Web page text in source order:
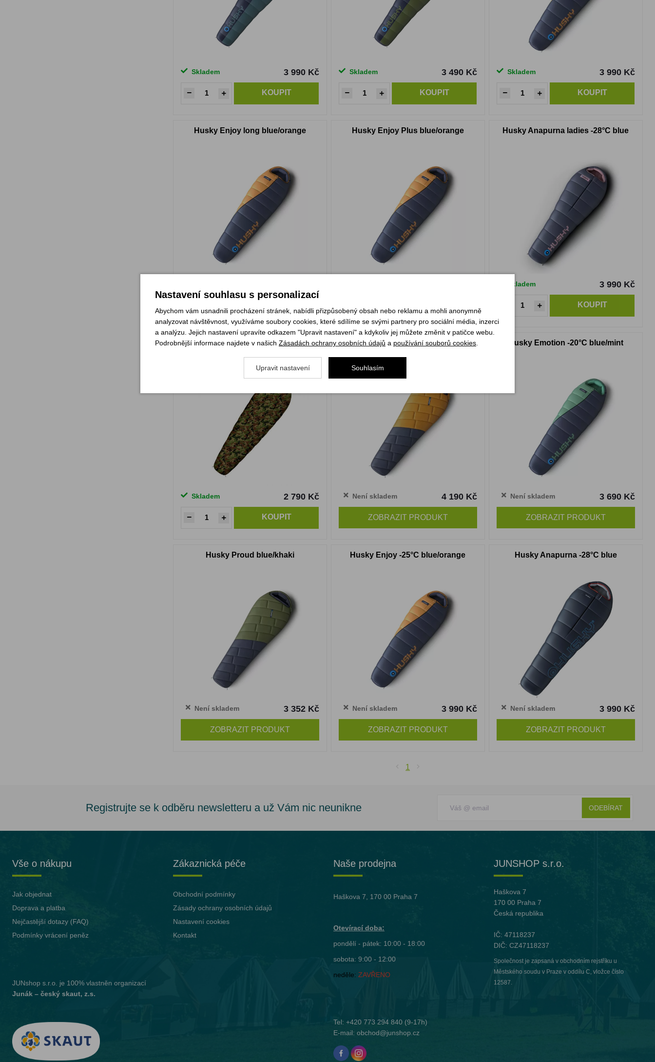
Skladem 3 990 Kč
KOUPIT
Skladem 3 490 Kč
KOUPIT
Skladem 3 990 Kč
KOUPIT
Husky Enjoy long blue/orange Husky Enjoy Plus blue/orange Husky Anapurna ladies -28°C blue
Skladem 3 990 Kč
KOUPIT
Husky Army -17°C
Skladem 2 790 Kč
KOUPIT
Husky Proud blue/mustard
Není skladem 4 190 Kč
ZOBRAZIT PRODUKT
Husky Emotion -20°C blue/mint
Není skladem 3 690 Kč
ZOBRAZIT PRODUKT
Husky Proud blue/khaki
Není skladem 3 352 Kč
ZOBRAZIT PRODUKT
Husky Enjoy -25°C blue/orange
Není skladem 3 990 Kč
ZOBRAZIT PRODUKT
Husky Anapurna -28°C blue
Není skladem 3 990 Kč
ZOBRAZIT PRODUKT
1
Registrujte se k odběru newsletteru a už Vám nic neunikne ODEBÍRAT
Vše o nákupu
Jak objednat
Doprava a platba
Nejčastější dotazy (FAQ)
Podmínky vrácení peněz
JUNshop s.r.o.
je 100% vlastněn organizací
Junák – český skaut, z.s.
Zákaznická péče
Obchodní podmínky
Zásady ochrany osobních údajů
Nastavení cookies
Kontakt
Naše prodejna
Haškova 7, 170 00 Praha 7
Otevírací doba:
pondělí - pátek: 10:00 - 18:00
sobota: 9:00 - 12:00
neděle: ZAVŘENO
Tel: +420 773 294 840(9-17h)
E-mail: obchod@junshop.cz
JUNSHOP s.r.o.
Haškova 7
170 00 Praha 7
Česká republika
IČ: 47118237
DIČ: CZ47118237
Společnost je zapsaná v obchodním rejstříku u
Městského soudu v Praze v oddílu C, vložce číslo
12587.
Nastavení souhlasu s personalizací
Abychom vám usnadnili procházení stránek, nabídli přizpůsobený obsah nebo reklamu a mohli anonymně
analyzovat návštěvnost, využíváme soubory cookies, které sdílíme se svými partnery pro sociální média, inzerci
a analýzu. Jejich nastavení upravíte odkazem "Upravit nastavení" a kdykoliv jej můžete změnit v patičce webu.
Podrobnější informace najdete v našich Zásadách ochrany osobních údajů a používání souborů cookies
Upravit nastavení Souhlasím